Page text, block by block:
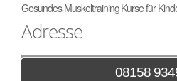
Gesundes MuskeltrainingKurse für
Adresse
08158